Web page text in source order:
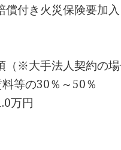
き火災保険要加入
大手法人契約の場
等の30％～50％
万円